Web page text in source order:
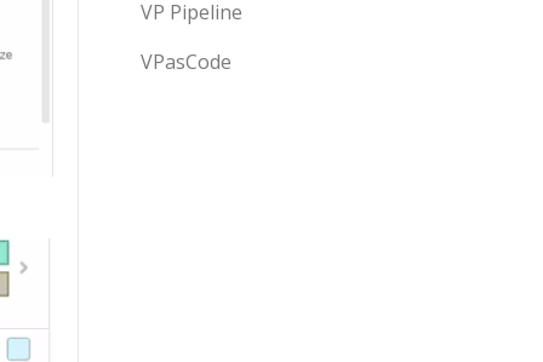
VP Pipeline
VPasCode